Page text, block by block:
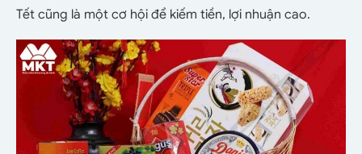
Tết cũng là một cơ hội để kiếm tiền, lợi nhuận cao.